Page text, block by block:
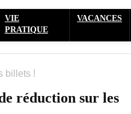
VIE
PRATIQUE
VACANCES
billets !
réduction sur les